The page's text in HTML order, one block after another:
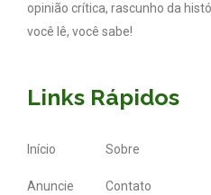
opinião crítica, rascunho da
você lê, você sabe!
Links Rápidos
Início Sobre
Anuncie Contato